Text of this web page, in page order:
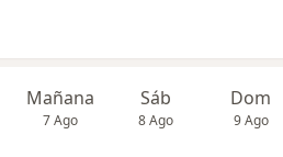
Mañana
7 Ago
Sáb
8 Ago
Dom
9 Ago